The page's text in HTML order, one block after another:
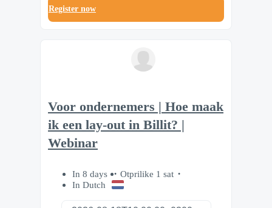
Register now
Voor ondernemers | Hoe maak
ik een lay-out in Billit? |
Webinar
In 8 days
Otprilike 1 sat
In Dutch